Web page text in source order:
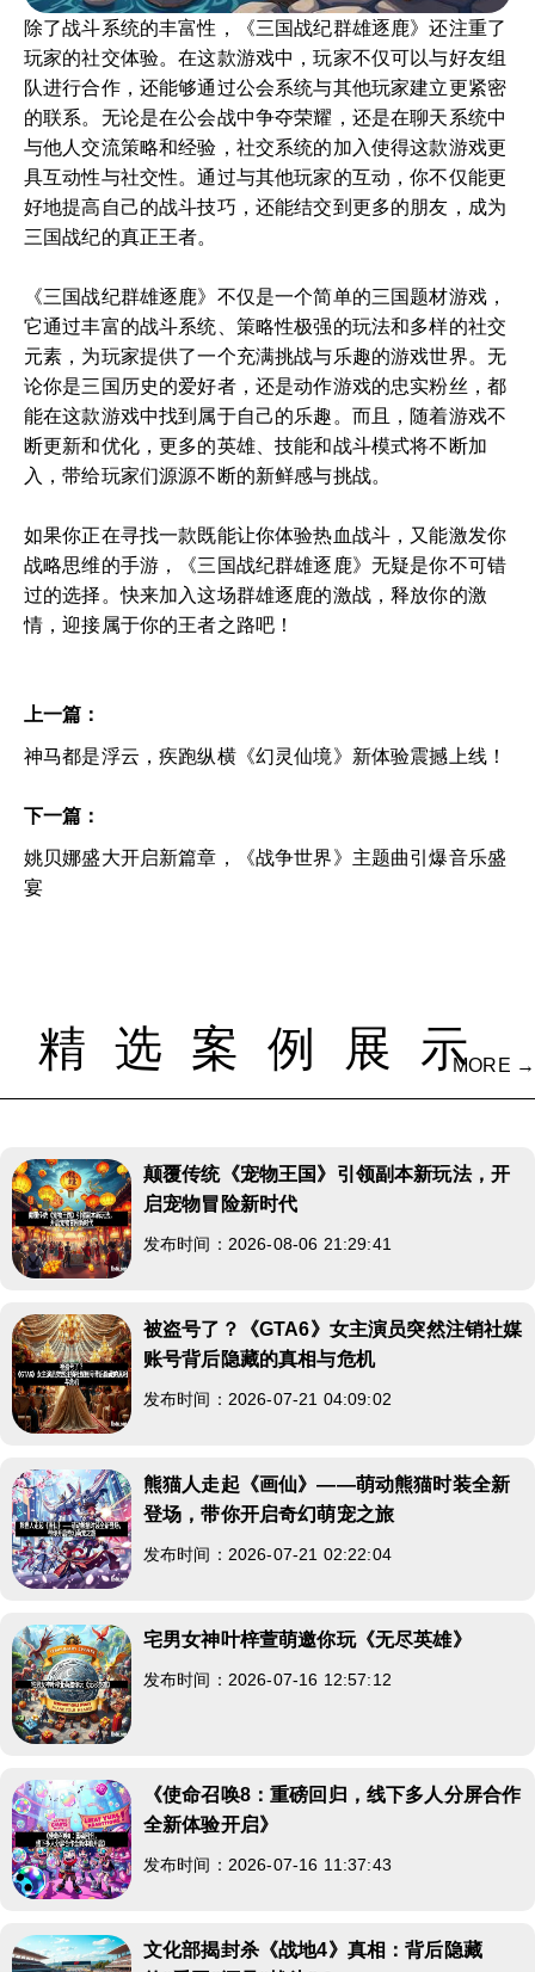
除了战斗系统的丰富性，《三国战纪群雄逐鹿》还注重了
玩家的社交体验。在这款游戏中，玩家不仅可以与好友组
队进行合作，还能够通过公会系统与其他玩家建立更紧密
的联系。无论是在公会战中争夺荣耀，还是在聊天系统中
与他人交流策略和经验，社交系统的加入使得这款游戏更
具互动性与社交性。通过与其他玩家的互动，你不仅能更
好地提高自己的战斗技巧，还能结交到更多的朋友，成为
三国战纪的真正王者。
《三国战纪群雄逐鹿》不仅是一个简单的三国题材游戏，
它通过丰富的战斗系统、策略性极强的玩法和多样的社交
元素，为玩家提供了一个充满挑战与乐趣的游戏世界。无
论你是三国历史的爱好者，还是动作游戏的忠实粉丝，都
能在这款游戏中找到属于自己的乐趣。而且，随着游戏不
断更新和优化，更多的英雄、技能和战斗模式将不断加
入，带给玩家们源源不断的新鲜感与挑战。
如果你正在寻找一款既能让你体验热血战斗，又能激发你
战略思维的手游，《三国战纪群雄逐鹿》无疑是你不可错
过的选择。快来加入这场群雄逐鹿的激战，释放你的激
情，迎接属于你的王者之路吧！
上一篇：
神马都是浮云，疾跑纵横《幻灵仙境》新体验震撼上线！
下一篇：
姚贝娜盛大开启新篇章，《战争世界》主题曲引爆音乐盛
宴
精选案例展示MORE →
颠覆传统《宠物王国》引领副本新玩法，开
启宠物冒险新时代
发布时间：2026-08-06 21:29:41
被盗号了？《GTA6》女主演员突然注销社媒
账号背后隐藏的真相与危机
发布时间：2026-07-21 04:09:02
熊猫人走起《画仙》——萌动熊猫时装全新
登场，带你开启奇幻萌宠之旅
发布时间：2026-07-21 02:22:04
宅男女神叶梓萱萌邀你玩《无尽英雄》
发布时间：2026-07-16 12:57:12
《使命召唤8：重磅回归，线下多人分屏合作
全新体验开启》
发布时间：2026-07-16 11:37:43
文化部揭封杀《战地4》真相：背后隐藏